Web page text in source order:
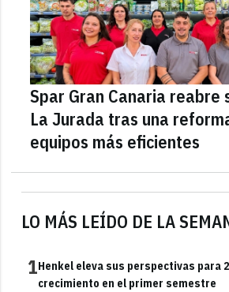
LO MÁS LEÍDO DE LA
1Henkel eleva sus perspectivas para
crecimiento en el primer semestre
Spar Gran Canaria reabre
La Jurada tras una
equipos más eficientes